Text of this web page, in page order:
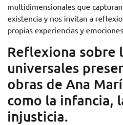
multidimensionales que
existencia y nos invitan a
propias experiencias y
Reflexiona sobre
universales
obras de Ana
como la infancia,
injusticia.